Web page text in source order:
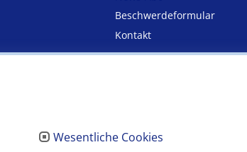
Beschwerdeformular
Kontakt
Wesentliche Cookies